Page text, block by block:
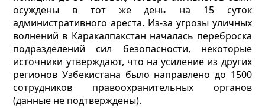
осуждены в тот же день на 15 суток
административного ареста. Из-за угрозы уличных
волнений в Каракалпакстан началась переброска
подразделений сил безопасности, некоторые
источники утверждают, что на усиление из других
регионов Узбекистана было направлено до 1500
сотрудников правоохранительных органов
(данные не подтверждены).